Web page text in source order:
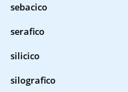
sebacico
serafico
silicico
silografico